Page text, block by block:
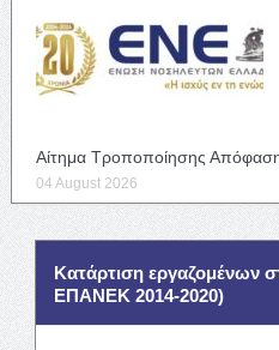
Αίτημα Τροποποίησης
04 August 2026
Κατάρτιση εργαζομένων
ΕΠΑΝΕΚ 2014-2020)